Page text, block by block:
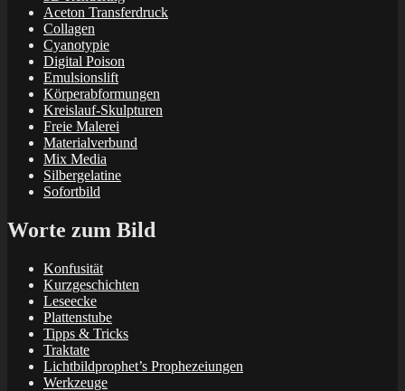
Aceton Transferdruck
Collagen
Cyanotypie
Digital Poison
Emulsionslift
Körperabformungen
Kreislauf-Skulpturen
Freie Malerei
Materialverbund
Mix Media
Silbergelatine
Sofortbild
Worte zum Bild
Konfusität
Kurzgeschichten
Leseecke
Plattenstube
Tipps & Tricks
Traktate
Lichtbildprophet’s Prophezeiungen
Werkzeuge